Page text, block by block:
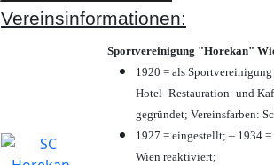
Vereinsinformationen:
Sportvereinigung "Horekan"
1920 = als
Hotel- Restauration- und
gegründet; Vereinsfarben:
1927 = eingestellt; – 1934
Wien reaktiviert;